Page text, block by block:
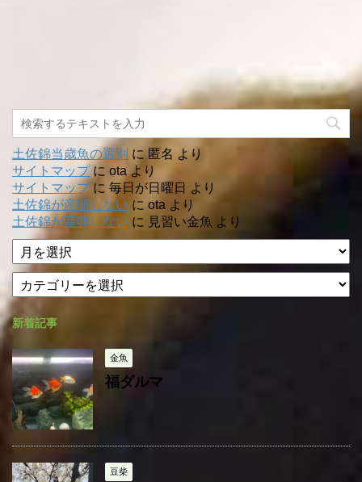
土佐錦当歳魚の選別 に 匿名 より
サイトマップに ota より
サイトマップに 毎日が日曜日 より
土佐錦が産卵しない に ota より
土佐錦が産卵しない に 見習い金魚 より
ア
ー
イ
ブ
テ
ゴ
リ
ー
新着記事
金魚
福ダルマ
豆柴